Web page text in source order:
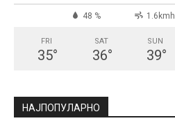
48 % 1.6kmh
FRI
35°
SAT
36°
SUN
39°
НАЈПОПУЛАРНО